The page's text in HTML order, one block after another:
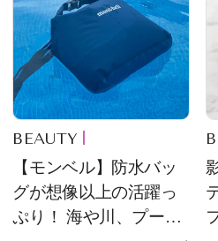
BEAUTY
【モンベル】防水バッ
グが想像以上の活躍っ
ぷり！ 海や川、プール